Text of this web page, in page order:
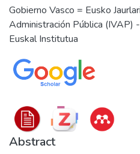
Gobierno Vasco = Eusko
Administración Pública (IVAP)
Euskal Institutua
Abstract